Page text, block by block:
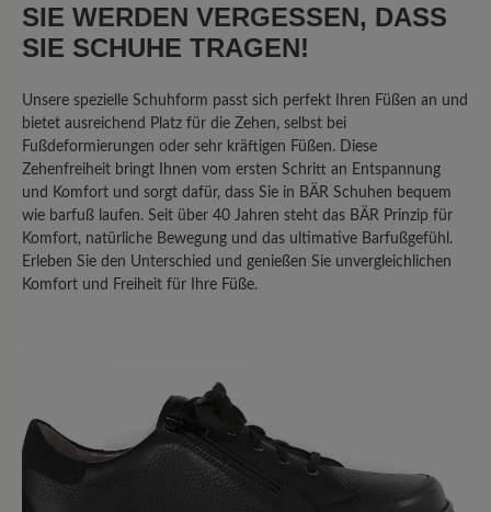
Bewerten Sie dieses Produkt!
Teilen Sie Ihre Erfahrungen mit anderen
Kunden.
Bewertung schreiben
3. August 2025 18:54
Bewertung mit 5 von 5 Sternen
SIE WERDEN VERGESSEN, DASS
SIE SCHUHE TRAGEN!
Unsere spezielle Schuhform passt sich perfekt Ihren Füßen an und
bietet ausreichend Platz für die Zehen, selbst bei
Fußdeformierungen oder sehr kräftigen Füßen. Diese
Zehenfreiheit bringt Ihnen vom ersten Schritt an Entspannung
und Komfort und sorgt dafür, dass Sie in BÄR Schuhen bequem
wie barfuß laufen. Seit über 40 Jahren steht das BÄR Prinzip für
Komfort, natürliche Bewegung und das ultimative Barfußgefühl.
Erleben Sie den Unterschied und genießen Sie unvergleichlichen
Komfort und Freiheit für Ihre Füße.